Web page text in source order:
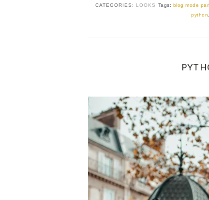
CATEGORIES: LOOKS Tags: blog mode
python